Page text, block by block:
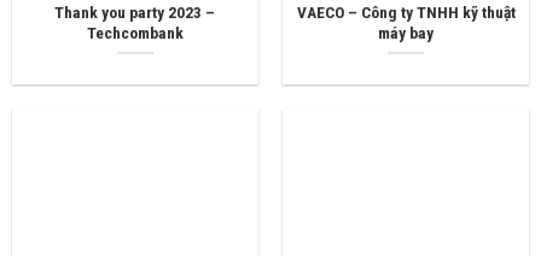
Thank you party 2023 –
Techcombank
VAECO – Công ty TNHH kỹ thuật
máy bay